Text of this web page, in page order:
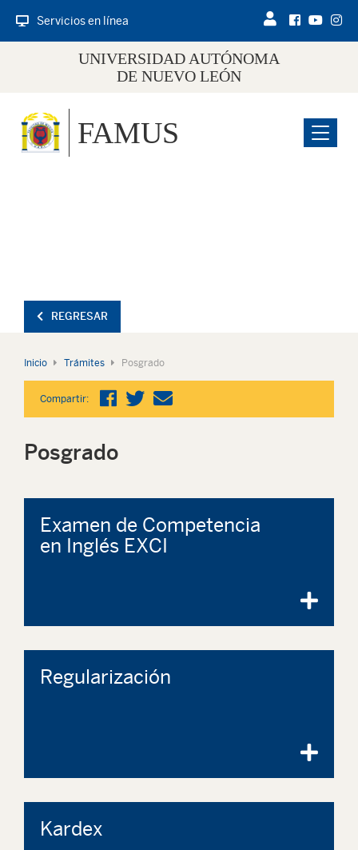
Servicios en línea
UNIVERSIDAD AUTÓNOMA
DE NUEVO LEÓN
Menu
FAMUS
REGRESAR
Inicio Trámites Posgrado
Compartir:
Posgrado
Examen de Competencia
en Inglés EXCI
Regularización
Kardex